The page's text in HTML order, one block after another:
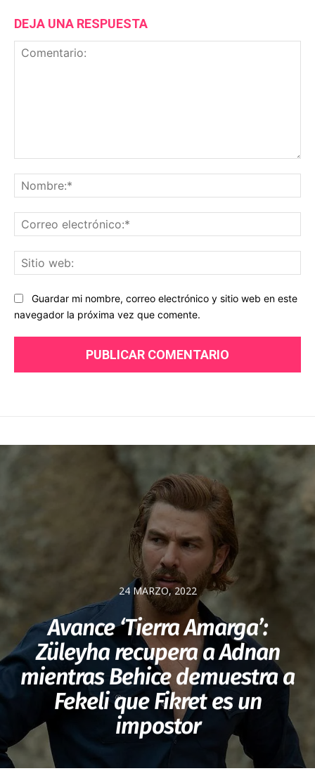
DEJA UNA RESPUESTA
Guardar mi nombre, correo electrónico y sitio web en este
navegador la próxima vez que comente.